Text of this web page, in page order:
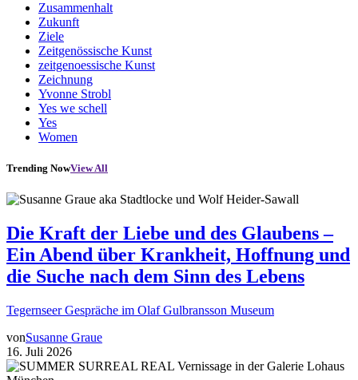
Zusammenhalt
Zukunft
Ziele
Zeitgenössische Kunst
zeitgenoessische Kunst
Zeichnung
Yvonne Strobl
Yes we schell
Yes
Women
Trending NowView All
Die Kraft der Liebe und des Glaubens –
Ein Abend über Krankheit, Hoffnung und
die Suche nach dem Sinn des Lebens
Tegernseer Gespräche im Olaf Gulbransson Museum
vonSusanne Graue
16. Juli 2026